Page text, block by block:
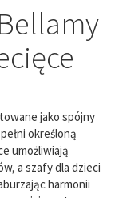
jako spójny
określoną
umożliwiają
a szafy dla dzieci
harmonii